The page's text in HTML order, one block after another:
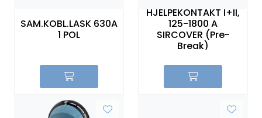
SAM.KOBL.LASK 630A
1 POL
HJELPEKONTAKT I+II,
125-1800 A
SIRCOVER (Pre-
Break)